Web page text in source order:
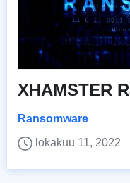
XHAMSTER
Ransomware
lokakuu 11, 2022